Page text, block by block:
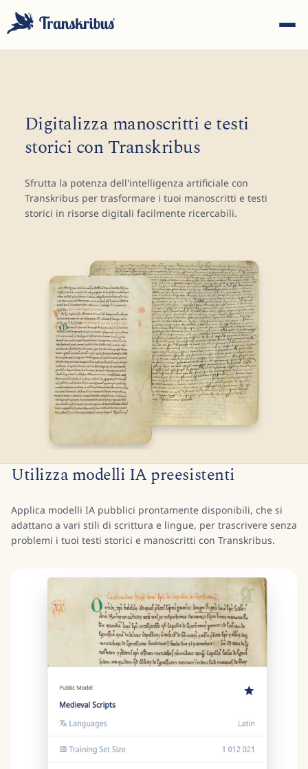
Inizia a digitare per cercare tra modelli, sites e articoli del
Digitalizza manoscritti e testi
storici con Transkribus
Sfrutta la potenza dell'intelligenza artificiale con
Transkribus per trasformare i tuoi manoscritti e testi
storici in risorse digitali facilmente ricercabili.
Utilizza modelli IA preesistenti
Applica modelli IA pubblici prontamente disponibili, che si
adattano a vari stili di scrittura e lingue, per trascrivere senza
problemi i tuoi testi storici e manoscritti con Transkribus.